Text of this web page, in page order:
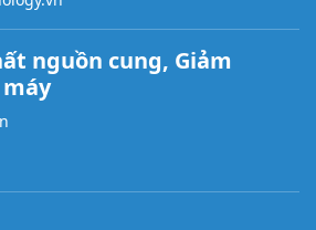
nguồn cung, Giảm